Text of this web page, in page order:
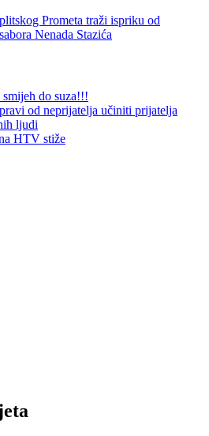
Prometa traži ispriku od
Nenada Stazića
do suza!!!
od neprijatelja učiniti prijatelja
ljudi
HTV stiže